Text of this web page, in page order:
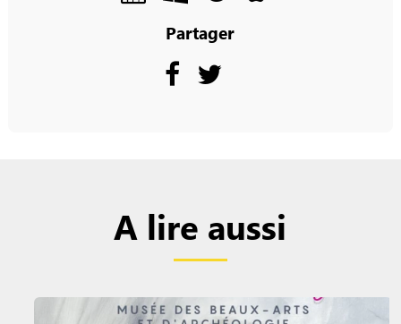
Partager
A lire aussi